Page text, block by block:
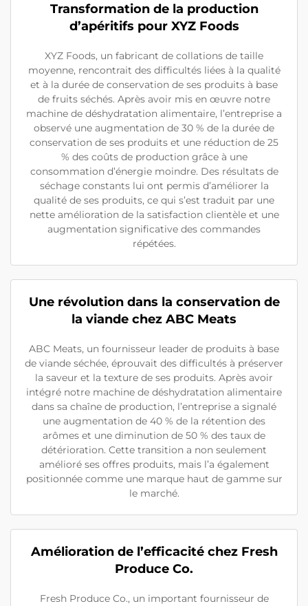
Transformation de la production
d’apéritifs pour XYZ Foods
XYZ Foods, un fabricant de collations de taille
moyenne, rencontrait des difficultés liées à la qualité
et à la durée de conservation de ses produits à base
de fruits séchés. Après avoir mis en œuvre notre
machine de déshydratation alimentaire, l’entreprise a
observé une augmentation de 30 % de la durée de
conservation de ses produits et une réduction de 25
% des coûts de production grâce à une
consommation d’énergie moindre. Des résultats de
séchage constants lui ont permis d’améliorer la
qualité de ses produits, ce qui s’est traduit par une
nette amélioration de la satisfaction clientèle et une
augmentation significative des commandes
répétées.
Une révolution dans la conservation de
la viande chez ABC Meats
ABC Meats, un fournisseur leader de produits à base
de viande séchée, éprouvait des difficultés à préserver
la saveur et la texture de ses produits. Après avoir
intégré notre machine de déshydratation alimentaire
dans sa chaîne de production, l’entreprise a signalé
une augmentation de 40 % de la rétention des
arômes et une diminution de 50 % des taux de
détérioration. Cette transition a non seulement
amélioré ses offres produits, mais l’a également
positionnée comme une marque haut de gamme sur
le marché.
Amélioration de l’efficacité chez Fresh
Produce Co.
Fresh Produce Co., un important fournisseur de